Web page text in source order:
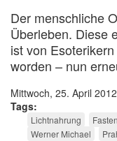
Der menschliche
Überleben. Diese
ist von
worden – nun
Mittwoch, 25. April
Tags
Lichtnahrung Fasten
Werner Michael